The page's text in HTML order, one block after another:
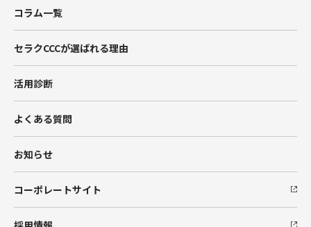
Data Cloud
BtoBマーケティング支援
コラム一覧
セラクCCCが選ばれる理由
活用診断
よくある質問
お知らせ
コーポレートサイト